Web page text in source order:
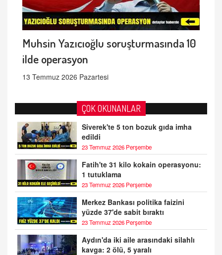
Muhsin Yazıcıoğlu soruşturmasında 10
ilde operasyon
13 Temmuz 2026 Pazartesi
ÇOK OKUNANLAR
Siverek'te 5 ton bozuk gıda imha
edildi
23 Temmuz 2026 Perşembe
Fatih'te 31 kilo kokain operasyonu:
1 tutuklama
23 Temmuz 2026 Perşembe
Merkez Bankası politika faizini
yüzde 37'de sabit bıraktı
23 Temmuz 2026 Perşembe
Aydın'da iki aile arasındaki silahlı
kavga: 2 ölü, 5 yaralı